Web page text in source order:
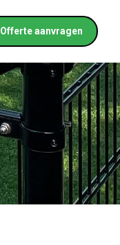
Offerte aanvragen